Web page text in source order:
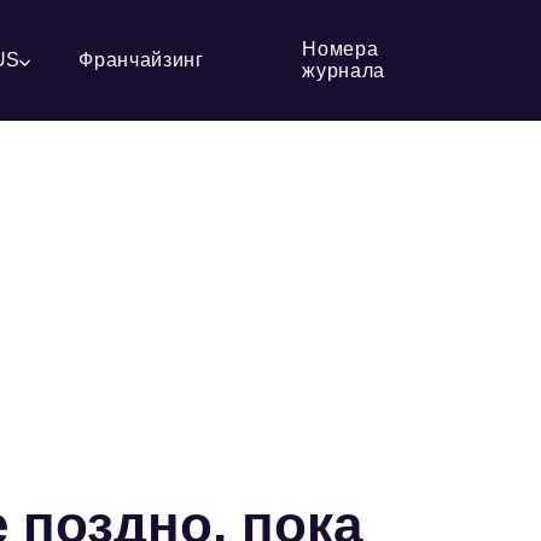
Франчайзинг
Номера
журнала
поздно, пока